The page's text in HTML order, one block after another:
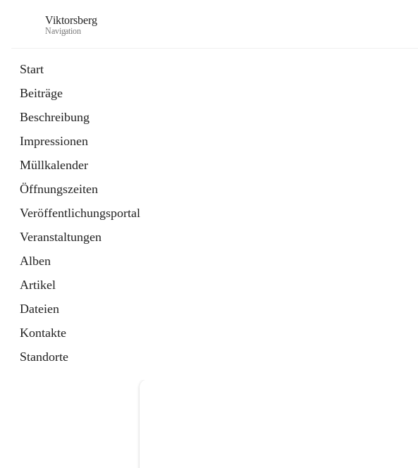
Viktorsberg
Navigation
Start
Beiträge
Beschreibung
Impressionen
Müllkalender
Öffnungszeiten
Veröffentlichungsportal
Veranstaltungen
Alben
Artikel
Dateien
Kontakte
Standorte